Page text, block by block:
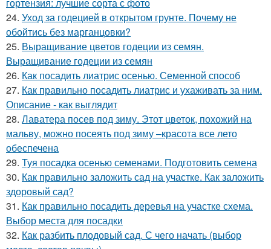
24. Уход за годецией в открытом грунте. Почему не
обойтись без марганцовки?
25. Выращивание цветов годеции из семян.
Выращивание годеции из семян
26. Как посадить лиатрис осенью. Семенной способ
27. Как правильно посадить лиатрис и ухаживать за ним.
Описание - как выглядит
28. Лаватера посев под зиму. Этот цветок, похожий на
мальву, можно посеять под зиму –красота все лето
обеспечена
29. Туя посадка осенью семенами. Подготовить семена
30. Как правильно заложить сад на участке. Как заложить
здоровый сад?
31. Как правильно посадить деревья на участке схема.
Выбор места для посадки
32. Как разбить плодовый сад. С чего начать (выбор